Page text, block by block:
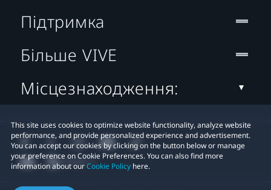
This site uses cookies to optimize website functionality, analyze website
performance, and provide personalized experience and advertisement.
You can accept our cookies by clicking on the button below or manage
your preference on Cookie Preferences. You can also find more
information about ourCookie Policy here.
Підтримка
Більше VIVE
Місцезнаходження: